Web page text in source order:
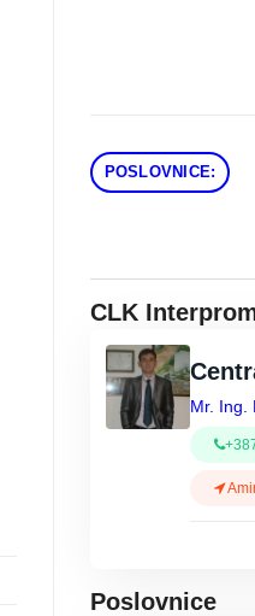
POSLOVNICE:
CLK
Mr. Ing.
Poslovnice